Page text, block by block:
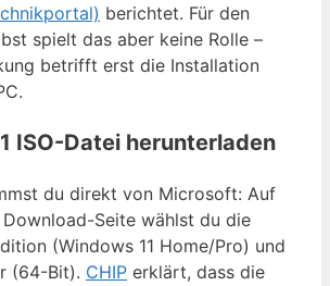
berichtet. Für den
spielt das aber keine Rolle –
betrifft erst die Installation
ISO-Datei herunterladen
du direkt von Microsoft: Auf
Seite wählst du die
(Windows 11 Home/Pro) und
(64-Bit). CHIP erklärt, dass die